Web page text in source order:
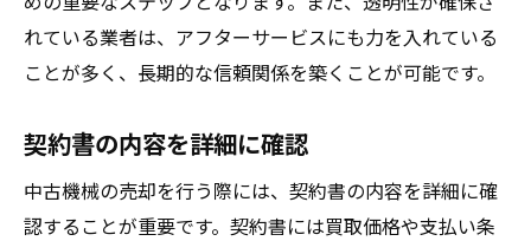
れている業者は、アフターサービスにも力を入れている
ことが多く、長期的な信頼関係を築くことが可能です。
契約書の内容を詳細に確認
中古機械の売却を行う際には、契約書の内容を詳細に確
認することが重要です。契約書には買取価格や支払い条